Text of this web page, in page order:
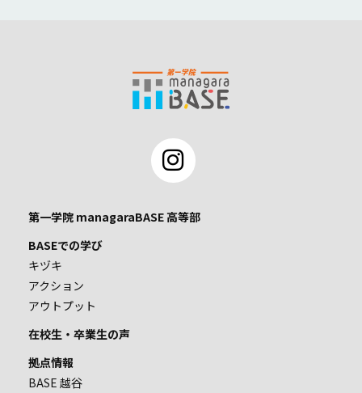
第一学院 managaraBASE 高等部
BASEでの学び
キヅキ
アクション
アウトプット
在校生・卒業生の声
拠点情報
BASE 越谷